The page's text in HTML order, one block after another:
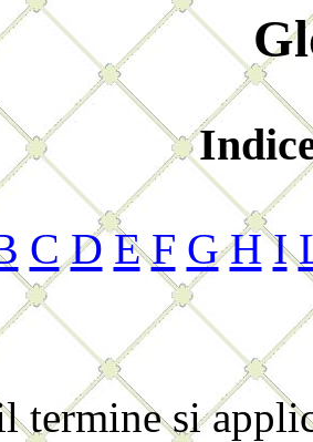
C D E F G H I
termine si